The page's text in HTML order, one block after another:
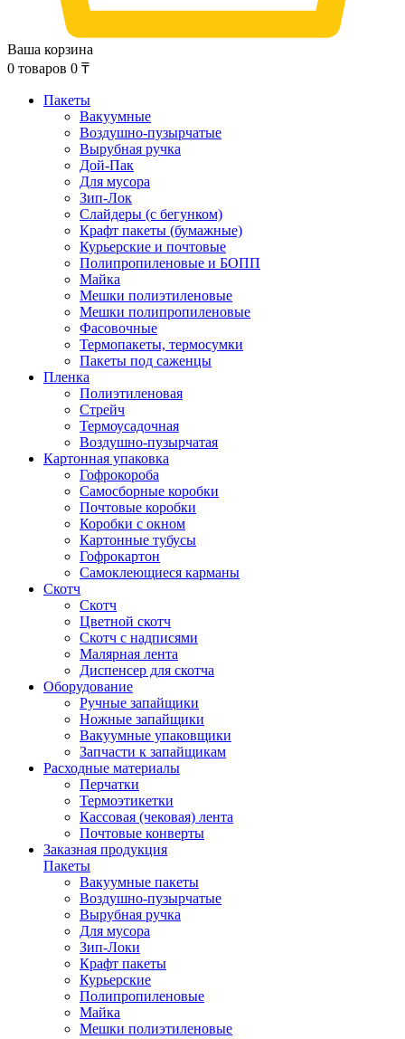
Ваша корзина
0 товаров 0 ₸
Пакеты
Вакуумные
Воздушно-пузырчатые
Вырубная ручка
Дой-Пак
Для мусора
Зип-Лок
Слайдеры (с бегунком)
Крафт пакеты (бумажные)
Курьерские и почтовые
Полипропиленовые и БОПП
Майка
Мешки полиэтиленовые
Мешки полипропиленовые
Фасовочные
Термопакеты, термосумки
Пакеты под саженцы
Пленка
Полиэтиленовая
Стрейч
Термоусадочная
Воздушно-пузырчатая
Картонная упаковка
Гофрокороба
Самосборные коробки
Почтовые коробки
Коробки с окном
Картонные тубусы
Гофрокартон
Самоклеющиеся карманы
Скотч
Скотч
Цветной скотч
Скотч с надписями
Малярная лента
Диспенсер для скотча
Оборудование
Ручные запайщики
Ножные запайщики
Вакуумные упаковщики
Запчасти к запайщикам
Расходные материалы
Перчатки
Термоэтикетки
Кассовая (чековая) лента
Почтовые конверты
Заказная продукция
Пакеты
Вакуумные пакеты
Воздушно-пузырчатые
Вырубная ручка
Для мусора
Зип-Локи
Крафт пакеты
Курьерские
Полипропиленовые
Майка
Мешки полиэтиленовые